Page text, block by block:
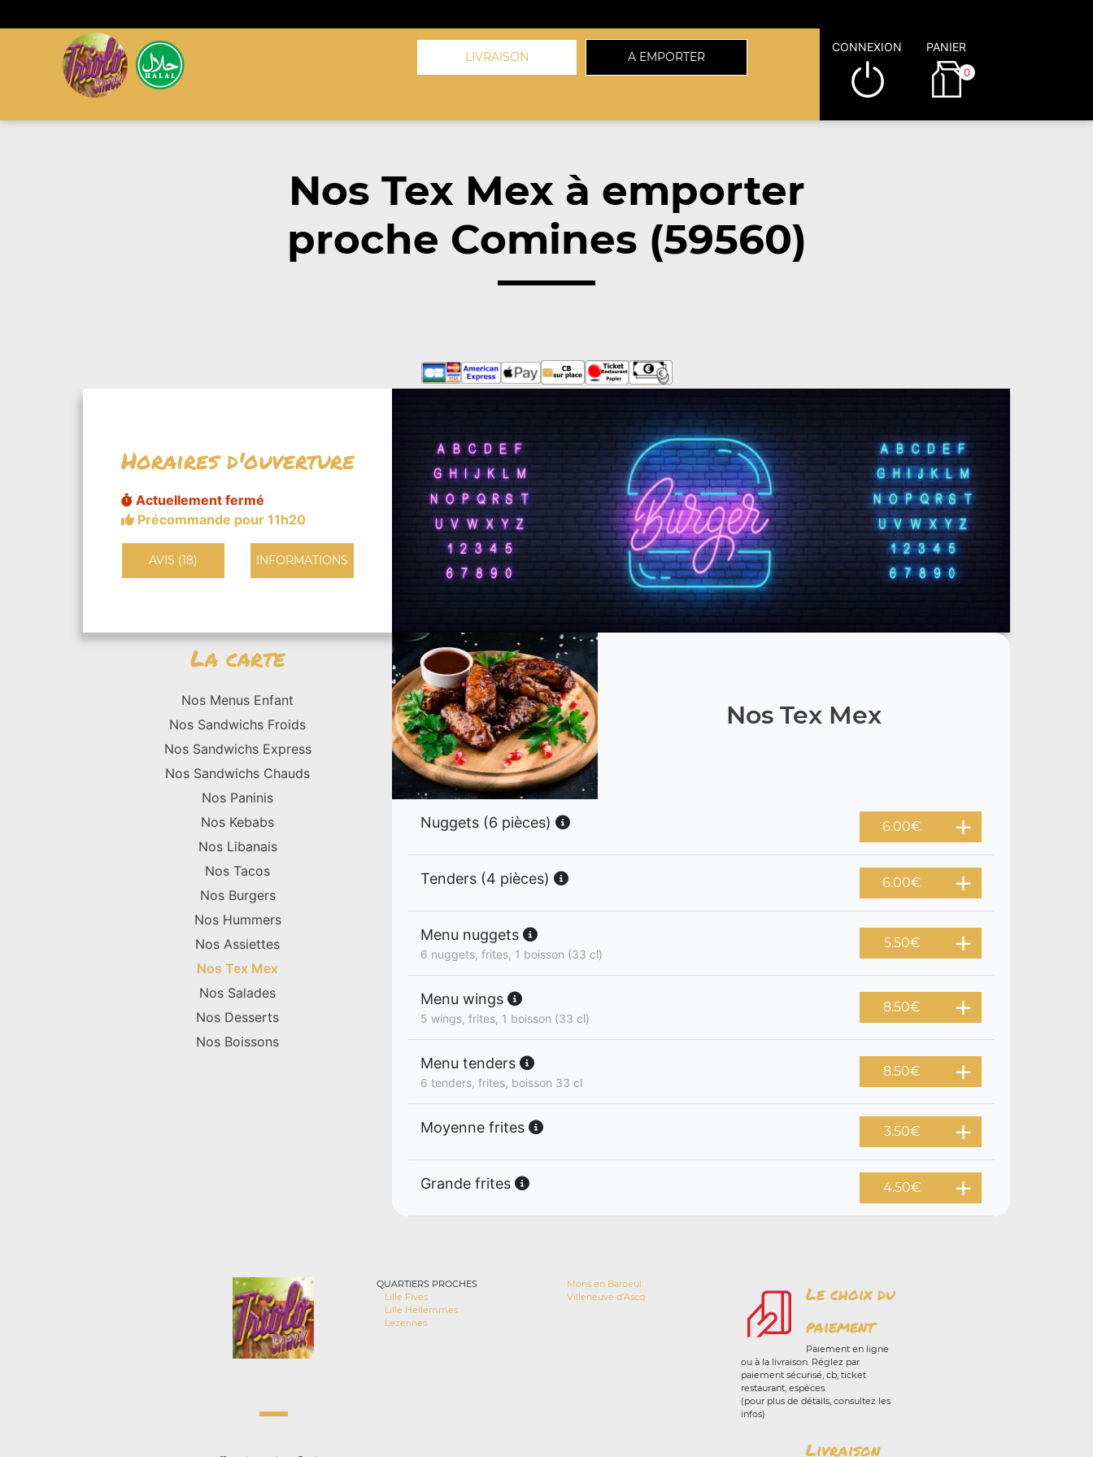
LIVRAISON A EMPORTER
CONNEXION PANIER
0
Nos Tex Mex à emporter
proche Comines (59560)
Horaires d'ouverture
Actuellement fermé
Précommande pour 11h20
AVIS (18) INFORMATIONS
La carte
Nos Menus Enfant
Nos Sandwichs Froids
Nos Sandwichs Express
Nos Sandwichs Chauds
Nos Paninis
Nos Kebabs
Nos Libanais
Nos Tacos
Nos Burgers
Nos Hummers
Nos Assiettes
Nos Tex Mex
Nos Salades
Nos Desserts
Nos Boissons
Nos Tex Mex
Nuggets (6 pièces) 6.00€
Tenders (4 pièces) 6.00€
Menu nuggets
6 nuggets, frites, 1 boisson (33 cl)
5.50€
Menu wings
5 wings, frites, 1 boisson (33 cl)
8.50€
Menu tenders
6 tenders, frites, boisson 33 cl
8.50€
Moyenne frites 3.50€
Grande frites 4.50€
QUARTIERS PROCHES
Lille Fives
Lille Hellemmes
Lezennes
Mons en Baroeul
Villeneuve d'Ascq
Le choix du
paiement
Paiement en ligne
ou à la livraison. Réglez par
paiement sécurisé, cb, ticket
restaurant, espèces.
(pour plus de détails, consultez les
infos)
Livraison